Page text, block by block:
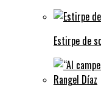
Estirpe de